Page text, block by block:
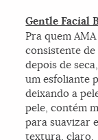
Gentle Facial
Pra quem
consistente de
depois de
um esfoliante
deixando a
pele, contém
para suavizar
textura, claro.